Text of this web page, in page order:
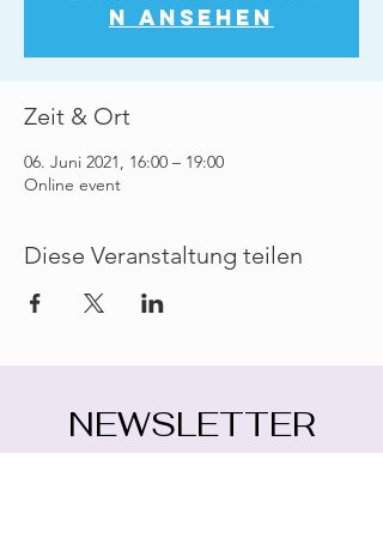
n ansehen
Zeit & Ort
06. Juni 2021, 16:00 – 19:00
Online event
Diese Veranstaltung teilen
NEWSLETTER